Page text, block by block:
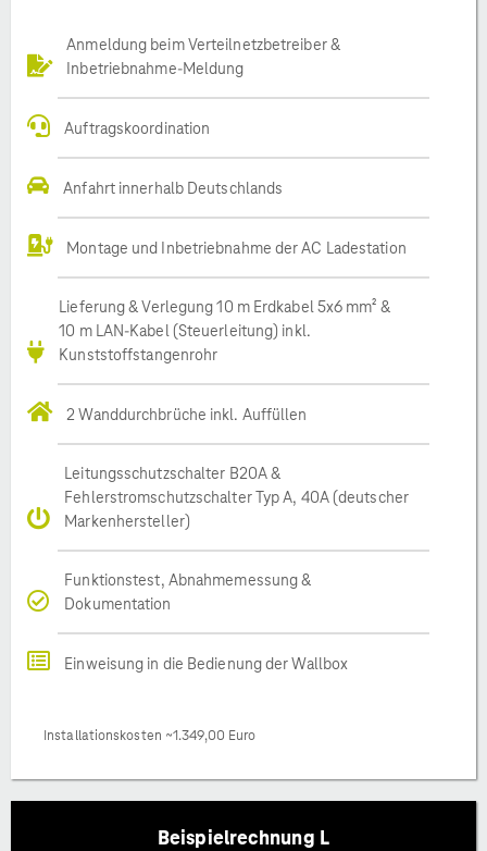
Anmeldung beim Verteilnetzbetreiber &
Inbetriebnahme-Meldung
Auftragskoordination
Anfahrt innerhalb Deutschlands
Montage und Inbetriebnahme der AC Ladestation
Lieferung & Verlegung 10 m Erdkabel 5x6 mm² &
10 m LAN-Kabel (Steuerleitung) inkl.
Kunststoffstangenrohr
2 Wanddurchbrüche inkl. Auffüllen
Leitungsschutzschalter B20A &
Fehlerstromschutzschalter Typ A, 40A (deutscher
Markenhersteller)
Funktionstest, Abnahmemessung &
Dokumentation
Einweisung in die Bedienung der Wallbox
Installationskosten ~1.349,00 Euro
Beispielrechnung L